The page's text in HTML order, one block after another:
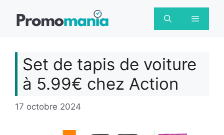
Menu
Set de tapis de voiture
à 5.99€ chez Action
17 octobre 2024